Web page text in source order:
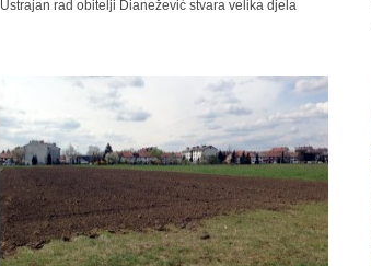
Ustrajan rad obitelji Dianežević stvara velika djela